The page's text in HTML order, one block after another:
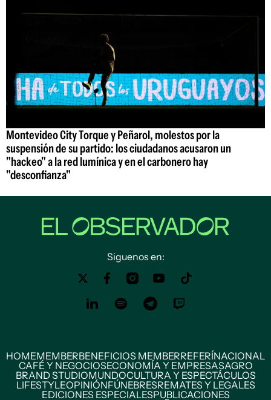
Montevideo City Torque y Peñarol, molestos por la
suspensión de su partido: los ciudadanos acusaron un
"hackeo" a la red lumínica y en el carbonero hay
"desconfianza"
Siguenos en:
HOMEMEMBERBENEFICIOS MEMBERREFERÍNACIONAL
CAFÉ Y NEGOCIOSECONOMÍA Y EMPRESASAGRO
BRAND STUDIOMUNDOCULTURA Y ESPECTÁCULOS
LIFESTYLEOPINIÓNFÚNEBRESREMATES Y LEGALES
EDICIONES ESPECIALESPUBLICACIONES